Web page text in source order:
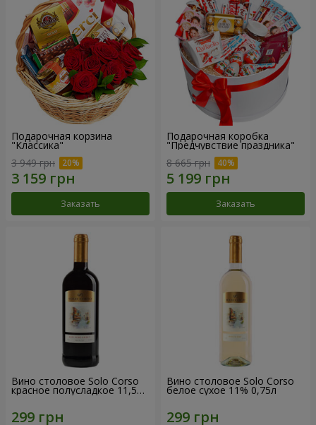
Подарочная корзина
"Классика"
3 949 грн
Заказать
Подарочная коробка
"Предчувствие праздника"
8 665 грн
Заказать
Вино столовое Solo Corso
красное полусладкое 11,5%
0,75л
Вино столовое Solo Corso
белое сухое 11% 0,75л